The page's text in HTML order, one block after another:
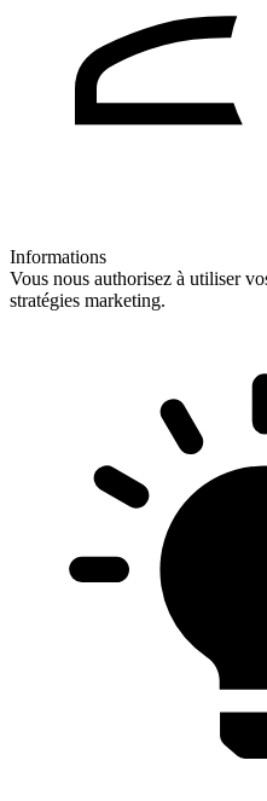
Informations
Vous nous authorisez à utiliser
stratégies marketing.